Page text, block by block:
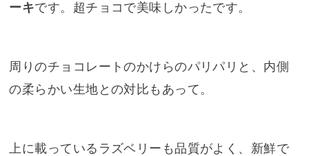
ーキです。超チョコで美味しかったです。
周りのチョコレートのかけらのパリパリと、内側
の柔らかい生地との対比もあって。
上に載っているラズベリーも品質がよく、新鮮で